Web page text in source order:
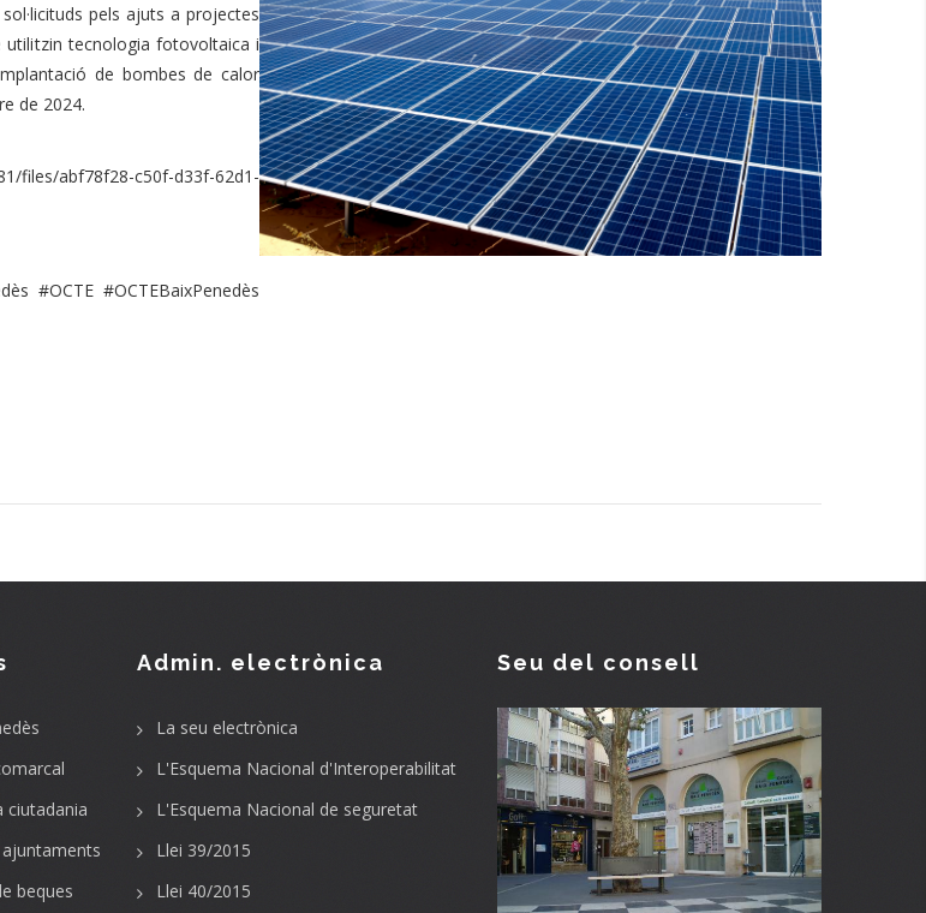
pels ajuts a projectes
utilitzin tecnologia fotovoltaica i
de bombes de calor
de 2024.
abf78f28-c50f-d33f-62d1-
#OCTE #OCTEBaixPenedès
ciutadania
ajuntaments
beques
Admin. electrònica
La seu electrònica
L'Esquema Nacional d'Interoperabilitat
L'Esquema Nacional de seguretat
Llei 39/2015
Llei 40/2015
Seu del consell